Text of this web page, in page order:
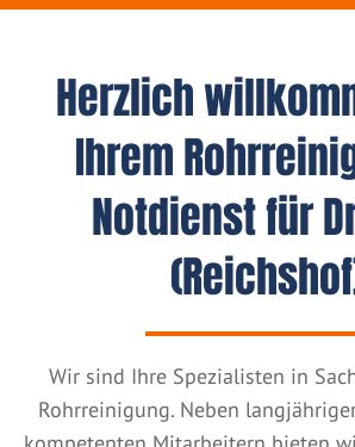
Herzlich
Ihrem
Notdienst für
Wir sind Ihre Spezialisten in
Rohrreinigung. Neben